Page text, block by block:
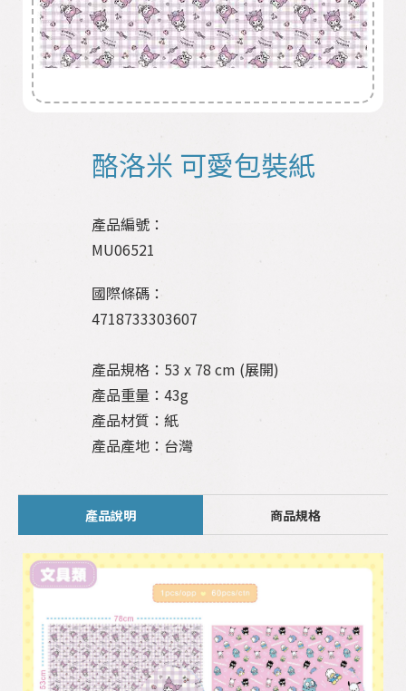
酪洛米 可愛包裝紙
產品編號：
MU06521
國際條碼：
4718733303607
產品規格：53 x 78 cm (展開)
產品重量：43g
產品材質：紙
產品產地：台灣
產品說明 商品規格